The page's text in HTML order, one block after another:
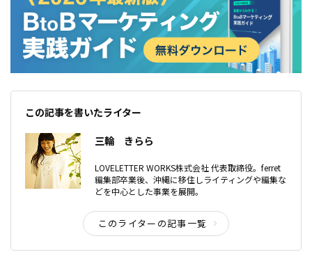
この記事を書いたライター
三輪 きらら
LOVELETTER WORKS株式会社 代表取締役。ferret
編集部卒業後、沖縄に移住しライティングや編集な
どを中心とした事業を展開。
このライターの記事一覧